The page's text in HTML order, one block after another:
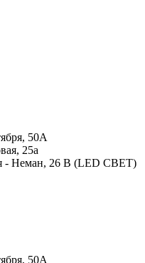
50А
25а
- Неман, 26 В (LED СВЕТ)
50А